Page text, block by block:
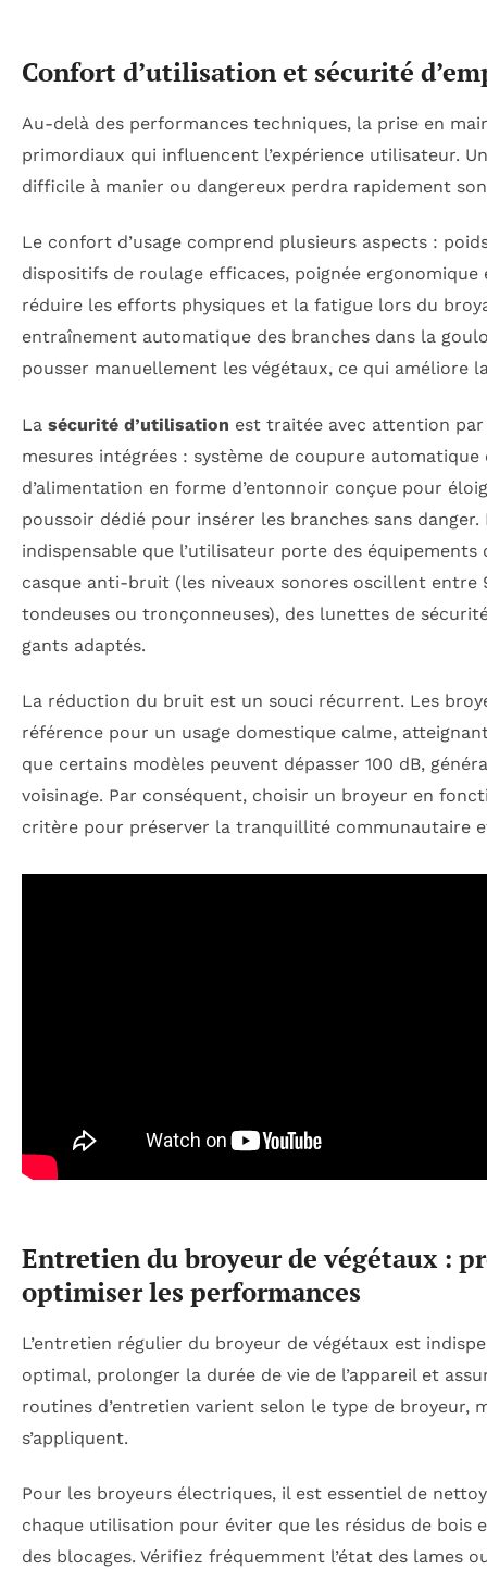
Confort d’utilisation et sécurité
Au-delà des performances techniques, la prise en
primordiaux qui influencent l’expérience utilisateur.
difficile à manier ou dangereux perdra rapidement
Le confort d’usage comprend plusieurs aspects :
dispositifs de roulage efficaces, poignée
réduire les efforts physiques et la fatigue lors du
entraînement automatique des branches dans la
pousser manuellement les végétaux, ce qui améliore
La sécurité d’utilisation est traitée avec attention
mesures intégrées : système de coupure
d’alimentation en forme d’entonnoir conçue pour
poussoir dédié pour insérer les branches sans
indispensable que l’utilisateur porte des
casque anti-bruit (les niveaux sonores oscillent entre
tondeuses ou tronçonneuses), des lunettes de
gants adaptés.
La réduction du bruit est un souci récurrent. Les
référence pour un usage domestique calme,
que certains modèles peuvent dépasser 100 dB,
voisinage. Par conséquent, choisir un broyeur en
critère pour préserver la tranquillité communautaire
Entretien du broyeur de végétaux :
optimiser les performances
L’entretien régulier du broyeur de végétaux est
optimal, prolonger la durée de vie de l’appareil et
routines d’entretien varient selon le type de broyeur,
s’appliquent.
Pour les broyeurs électriques, il est essentiel de
chaque utilisation pour éviter que les résidus de bois
des blocages. Vérifiez fréquemment l’état des lames